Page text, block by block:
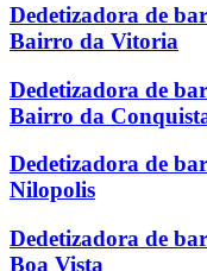
Dedetizadora de
Bairro da Vitoria
Dedetizadora de
Bairro da
Dedetizadora de
Nilopolis
Dedetizadora de
Boa Vista